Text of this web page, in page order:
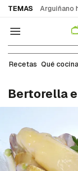
TEMAS Arguiñano
Navegación
Recetas
Recetas Qué
Bertorella